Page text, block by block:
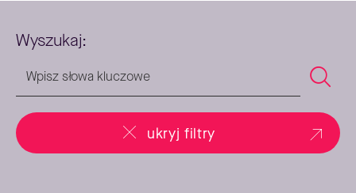
Wyszukaj:
ukryj filtry